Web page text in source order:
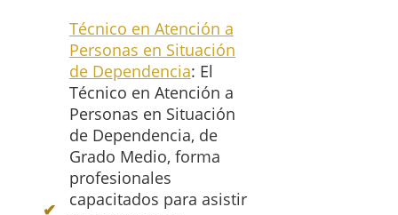
Técnico en Atención a
Personas en Situación
de Dependencia: El
Técnico en Atención a
Personas en Situación
de Dependencia, de
Grado Medio, forma
profesionales
capacitados para asistir